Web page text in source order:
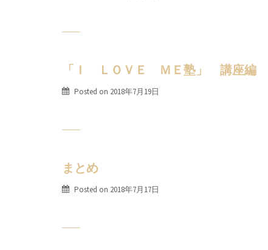
「Ｉ ＬＯＶＥ ＭＥ塾」 講座編
Posted on 2018年7月19日
まとめ
Posted on 2018年7月17日